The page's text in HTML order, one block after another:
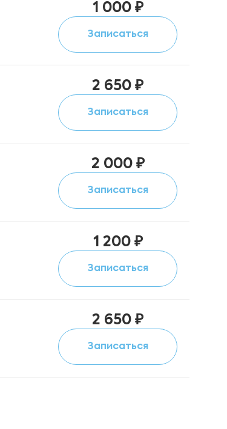
1 000 ₽
Записаться
2 650 ₽
Записаться
2 000 ₽
Записаться
1 200 ₽
Записаться
2 650 ₽
Записаться